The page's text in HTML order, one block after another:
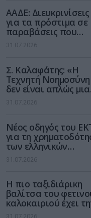
ΑΑΔΕ: Διευκρινίσεις
για τα πρόστιμα σε
παραβάσεις που
αφορούν τους ΦΗΜ
31.07.2026
Σ. Καλαφάτης: «Η
Τεχνητή Νοημοσύνη
δεν είναι απλώς μια
νέα τεχνολογία, είναι
μια νέα βιομηχανική
31.07.2026
Νέος οδηγός του
για τη
των ελληνικών
επιχειρήσεων στον
χώρο της άμυνας
31.07.2026
Η πιο ταξιδιάρικη
βαλίτσα του
καλοκαιριού έχει
υπογραφή της Xiaomi
31.07.2026